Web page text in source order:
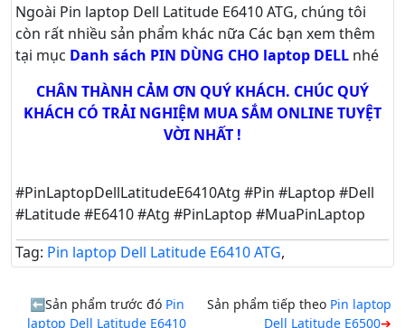
Ngoài Pin laptop Dell Latitude E6410 ATG, chúng tôi
còn rất nhiều sản phẩm khác nữa Các bạn xem thêm
tại mục Danh sách PIN DÙNG CHO laptop DELL nhé
CHÂN THÀNH CẢM ƠN QUÝ KHÁCH. CHÚC QUÝ
KHÁCH CÓ TRẢI NGHIỆM MUA SẮM ONLINE TUYỆT
VỜI NHẤT !
#PinLaptopDellLatitudeE6410Atg #Pin #Laptop #Dell
#Latitude #E6410 #Atg #PinLaptop #MuaPinLaptop
Tag: Pin laptop Dell Latitude E6410 ATG,
Sản phẩm trước đó Pin
laptop Dell Latitude E6410
Sản phẩm tiếp theo Pin laptop
Dell Latitude E6500